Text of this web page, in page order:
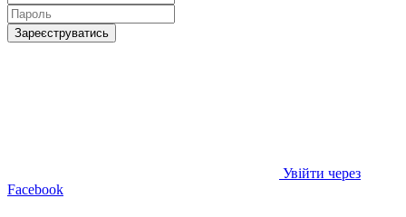
Зареєструватись
Увійти через
Facebook